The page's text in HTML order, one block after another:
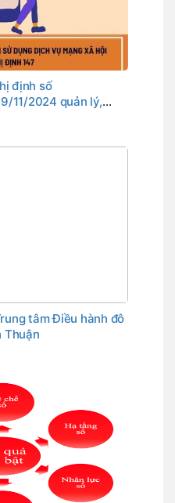
định số
11/2024 quản lý,
internet và thông
tâm Điều hành đô
Thuận